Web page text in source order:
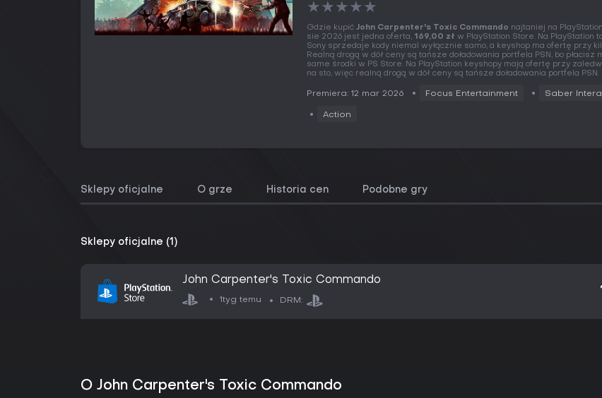
★★★★★
Gdzie kupić John Carpenter's Toxic Commando najtaniej na
sie 2026 jest jedna oferta, 169,00 zł w PlayStation Store. Na PlayStation
Sony sprzedaje kody niemal wyłącznie samo, a keyshop ma ofertę przy
Realną drogą w dół ceny są tańsze doładowania portfela PSN, bo płacisz
same środki w PS Store. Na PlayStation keyshopy mają ofertę przy
na sto, więc realną drogą w dół ceny są tańsze doładowania portfela PSN.
Premiera: 12 mar 2026 Focus Entertainment Saber
Action
Sklepy oficjalne O grze Historia cen Podobne gry
Sklepy oficjalne (1)
John Carpenter's Toxic Commando
1tyg temu DRM:
O John Carpenter's Toxic Commando